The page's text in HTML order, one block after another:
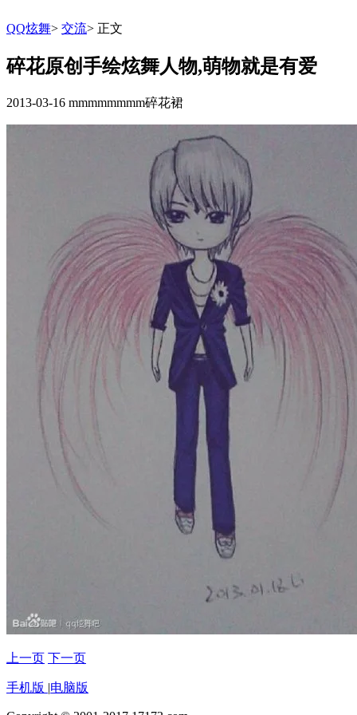
QQ炫舞> 交流> 正文
碎花原创手绘炫舞人物,萌物就是有爱
2013-03-16 mmmmmmmm碎花裙
上一页 下一页
手机版 |电脑版